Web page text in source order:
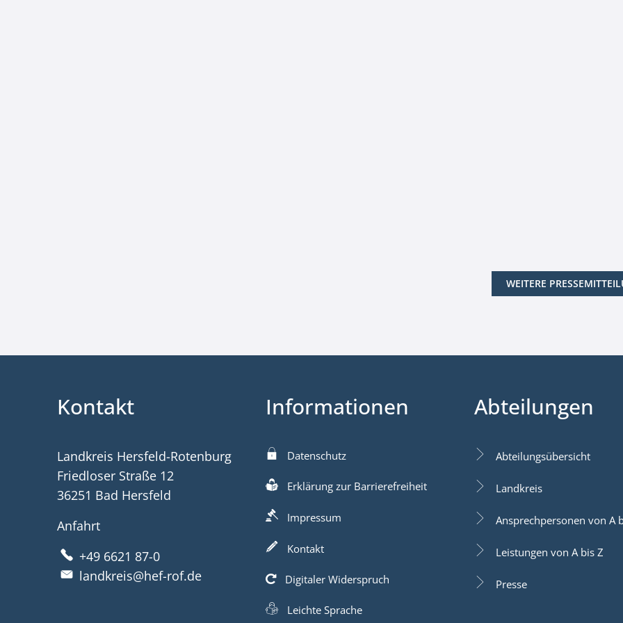
WEITERE
Kontakt
Landkreis Hersfeld-Rotenburg
Friedloser Straße 12
36251 Bad Hersfeld
Anfahrt
+49 6621 87-0
landkreis@hef-rof.de
Informationen
Datenschutz
Erklärung zur Barrierefreiheit
Impressum
Kontakt
Digitaler Widerspruch
Leichte Sprache
Abteilungen
Abteilungsübersicht
Landkreis
Ansprechpersonen von A
Leistungen von A bis Z
Presse